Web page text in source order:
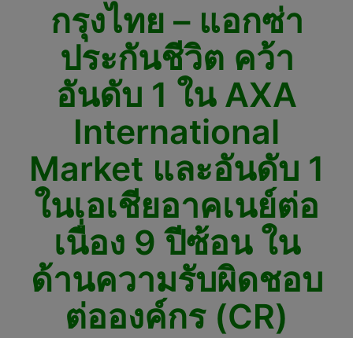
กรุงไทย – แอกซ่า
ประกันชีวิต คว้า
อันดับ 1 ใน AXA
International
Market และอันดับ 1
ในเอเชียอาคเนย์ต่อ
เนื่อง 9 ปีซ้อน ใน
ด้านความรับผิดชอบ
ต่อองค์กร (CR)